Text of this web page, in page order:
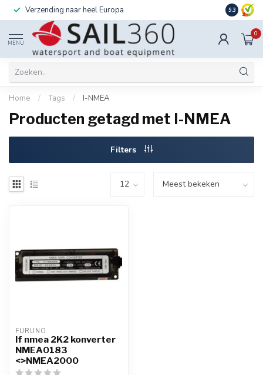
Verzending naar heel Europa Ook
9.3
MENU
0
Home / Tags / I-NMEA
Producten getagd met I-NMEA
Filters
FURUNO
If nmea 2K2 konverter
NMEA0183
<>NMEA2000